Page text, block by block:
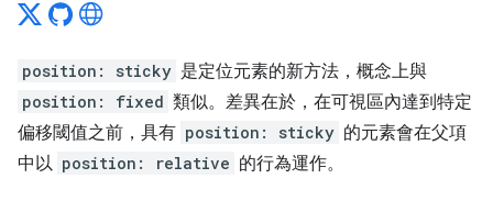
position: sticky 是定位元素的新方法，概念上與
position: fixed 類似。差異在於，在可視區內達到特定
偏移閾值之前，具有 position: sticky 的元素會在父項
中以 position: relative 的行為運作。